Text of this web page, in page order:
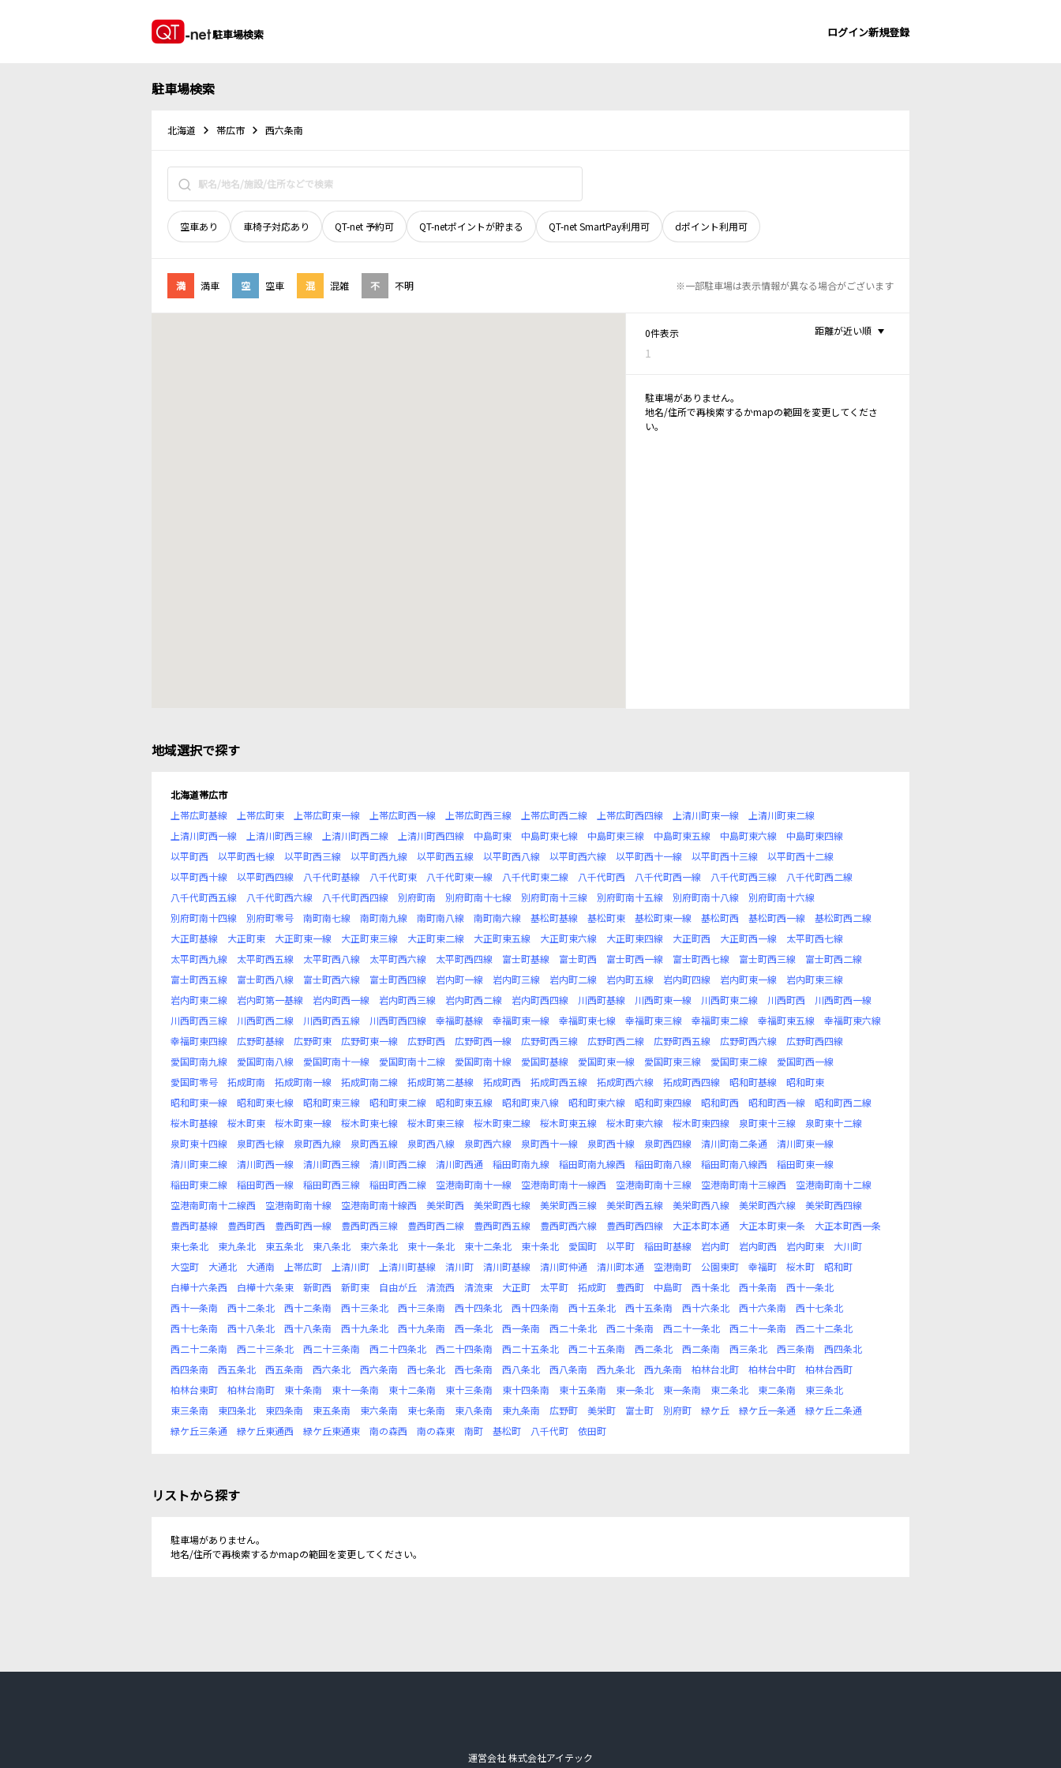
駐車場検索 ログイン新規登録
駐車場検索
北海道 帯広市 西六条南
空車あり 車椅子対応あり QT-net 予約可 QT-netポイントが貯まる QT-net SmartPay利用可 dポイント利用可
満 満車 空 空車 混 混雑 不 不明 ※一部駐車場は表示情報が異なる場合がございます
0件表示
1
距離が近い順
駐車場がありません。
地名/住所で再検索するかmapの範囲を変更してくださ
い。
地域選択で探す
北海道帯広市
上帯広町基線
上帯広町東 上帯広町東一線 上帯広町西一線 上帯広町西三線 上帯広町西二線 上帯広町西四線 上清川町東一線
上清川町東二線
上清川町西一線
上清川町西三線 上清川町西二線 上清川町西四線 中島町東 中島町東七線 中島町東三線 中島町東五線 中島町東六線
中島町東四線
以平町西
以平町西七線 以平町西三線 以平町西九線 以平町西五線 以平町西八線 以平町西六線 以平町西十一線 以平町西十三線
以平町西十二線
以平町西十線
以平町西四線 八千代町基線 八千代町東 八千代町東一線 八千代町東二線 八千代町西 八千代町西一線 八千代町西三線
八千代町西二線
八千代町西五線
八千代町西六線 八千代町西四線 別府町南 別府町南十七線 別府町南十三線 別府町南十五線 別府町南十八線
別府町南十六線
別府町南十四線
別府町零号 南町南七線 南町南九線 南町南八線 南町南六線 基松町基線 基松町東 基松町東一線 基松町西 基松町西一線
基松町西二線
大正町基線
大正町東 大正町東一線 大正町東三線 大正町東二線 大正町東五線 大正町東六線 大正町東四線 大正町西 大正町西一線
太平町西七線
太平町西九線
太平町西五線 太平町西八線 太平町西六線 太平町西四線 富士町基線 富士町西 富士町西一線 富士町西七線 富士町西三線
富士町西二線
富士町西五線
富士町西八線 富士町西六線 富士町西四線 岩内町一線 岩内町三線 岩内町二線 岩内町五線 岩内町四線 岩内町東一線
岩内町東三線
岩内町東二線
岩内町第一基線 岩内町西一線 岩内町西三線 岩内町西二線 岩内町西四線 川西町基線 川西町東一線 川西町東二線 川西町西
川西町西一線
川西町西三線
川西町西二線 川西町西五線 川西町西四線 幸福町基線 幸福町東一線 幸福町東七線 幸福町東三線 幸福町東二線 幸福町東五線
幸福町東六線
幸福町東四線
広野町基線 広野町東 広野町東一線 広野町西 広野町西一線 広野町西三線 広野町西二線 広野町西五線 広野町西六線
広野町西四線
愛国町南九線
愛国町南八線 愛国町南十一線 愛国町南十二線 愛国町南十線 愛国町基線 愛国町東一線 愛国町東三線 愛国町東二線
愛国町西一線
愛国町零号
拓成町南 拓成町南一線 拓成町南二線 拓成町第二基線 拓成町西 拓成町西五線 拓成町西六線 拓成町西四線 昭和町基線
昭和町東
昭和町東一線
昭和町東七線 昭和町東三線 昭和町東二線 昭和町東五線 昭和町東八線 昭和町東六線 昭和町東四線 昭和町西 昭和町西一線
昭和町西二線
桜木町基線
桜木町東 桜木町東一線 桜木町東七線 桜木町東三線 桜木町東二線 桜木町東五線 桜木町東六線 桜木町東四線 泉町東十三線
泉町東十二線
泉町東十四線
泉町西七線 泉町西九線 泉町西五線 泉町西八線 泉町西六線 泉町西十一線 泉町西十線 泉町西四線 清川町南二条通
清川町東一線
清川町東二線
清川町西一線 清川町西三線 清川町西二線 清川町西通 稲田町南九線 稲田町南九線西 稲田町南八線 稲田町南八線西
稲田町東一線
稲田町東二線
稲田町西一線 稲田町西三線 稲田町西二線 空港南町南十一線 空港南町南十一線西 空港南町南十三線 空港南町南十三線西
空港南町南十二線
空港南町南十二線西
空港南町南十線 空港南町南十線西 美栄町西 美栄町西七線 美栄町西三線 美栄町西五線 美栄町西八線 美栄町西六線
美栄町西四線
豊西町基線
豊西町西 豊西町西一線 豊西町西三線 豊西町西二線 豊西町西五線 豊西町西六線 豊西町西四線 大正本町本通 大正本町東一条
大正本町西一条
東七条北
東九条北 東五条北 東八条北 東六条北 東十一条北 東十二条北 東十条北 愛国町 以平町 稲田町基線 岩内町 岩内町西 岩内町東
大川町
大空町
大通北 大通南 上帯広町 上清川町 上清川町基線 清川町 清川町基線 清川町仲通 清川町本通 空港南町 公園東町 幸福町 桜木町
昭和町
白樺十六条西
白樺十六条東 新町西 新町東 自由が丘 清流西 清流東 大正町 太平町 拓成町 豊西町 中島町 西十条北 西十条南
西十一条北
西十一条南
西十二条北 西十二条南 西十三条北 西十三条南 西十四条北 西十四条南 西十五条北 西十五条南 西十六条北 西十六条南
西十七条北
西十七条南
西十八条北 西十八条南 西十九条北 西十九条南 西一条北 西一条南 西二十条北 西二十条南 西二十一条北 西二十一条南
西二十二条北
西二十二条南
西二十三条北 西二十三条南 西二十四条北 西二十四条南 西二十五条北 西二十五条南 西二条北 西二条南 西三条北 西三条南
西四条北
西四条南
西五条北 西五条南 西六条北 西六条南 西七条北 西七条南 西八条北 西八条南 西九条北 西九条南 柏林台北町 柏林台中町
柏林台西町
柏林台東町
柏林台南町 東十条南 東十一条南 東十二条南 東十三条南 東十四条南 東十五条南 東一条北 東一条南 東二条北 東二条南
東三条北
東三条南
東四条北 東四条南 東五条南 東六条南 東七条南 東八条南 東九条南 広野町 美栄町 富士町 別府町 緑ケ丘 緑ケ丘一条通
緑ケ丘二条通
緑ケ丘三条通
緑ケ丘東通西 緑ケ丘東通東 南の森西 南の森東 南町 基松町 八千代町 依田町
リストから探す
駐車場がありません。
地名/住所で再検索するかmapの範囲を変更してください。
運営会社 株式会社アイテック